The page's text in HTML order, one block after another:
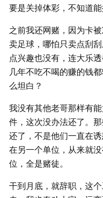
要是关掉体彩，不知道能
之前我还网赌，因为卡
卖足球，哪怕只卖点刮
点兴趣也没有，连大乐
几年不吃不喝的赚的钱
么坦白？
我没有其他老哥那样有
件，这次没办法还了。
还了，不是他们一直在
在另一个单位，从来就
位，全是赌徒。
干到月底，就辞职，这